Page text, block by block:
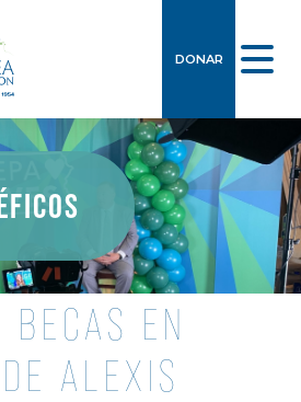
DONAR
BECAS EN
ALEXIS